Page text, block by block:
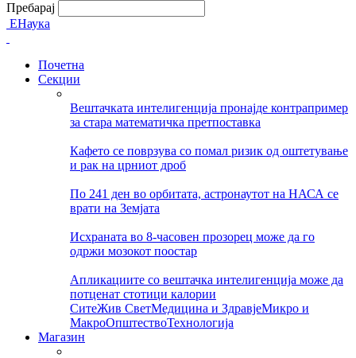
Пребарај
ЕНаука
Почетна
Секции
Вештачката интелигенција пронајде контрапример
за стара математичка претпоставка
Кафето се поврзува со помал ризик од оштетување
и рак на црниот дроб
По 241 ден во орбитата, астронаутот на НАСА се
врати на Земјата
Исхраната во 8-часовен прозорец може да го
одржи мозокот поостар
Апликациите со вештачка интелигенција може да
потценат стотици калории
СитеЖив СветМедицина и ЗдравјеМикро и
МакроОпштествоТехнологија
Магазин